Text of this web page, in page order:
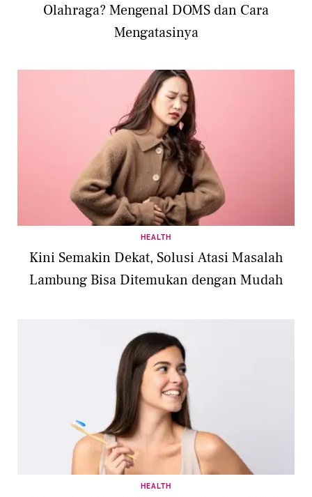
Olahraga? Mengenal DOMS dan Cara
Mengatasinya
HEALTH
Kini Semakin Dekat, Solusi Atasi Masalah
Lambung Bisa Ditemukan dengan Mudah
HEALTH